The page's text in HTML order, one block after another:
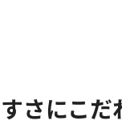
さにこ